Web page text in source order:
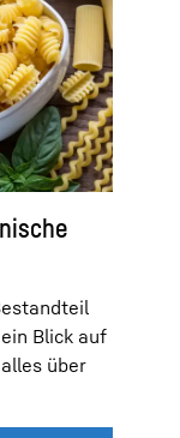
Blick auf
über